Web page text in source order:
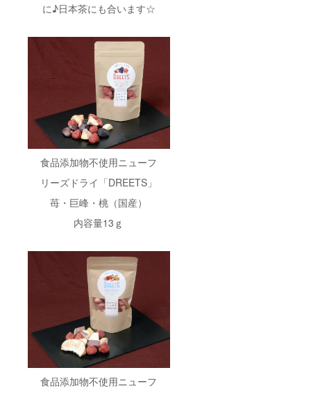
に♪日本茶にも合います☆
食品添加物不使用ニューフ
リーズドライ「DREETS」
苺・巨峰・桃（国産）
内容量13ｇ
食品添加物不使用ニューフ